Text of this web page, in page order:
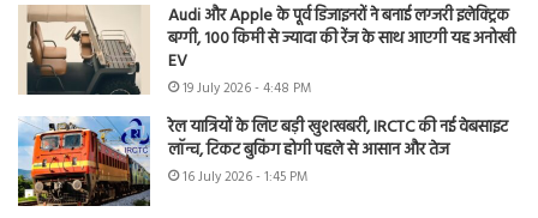
Audi और Apple के पूर्व डिजाइनरों ने बनाई लग्जरी इलेक्ट्रिक
बग्गी, 100 किमी से ज्यादा की रेंज के साथ आएगी यह अनोखी
EV
19 July 2026 - 4:48 PM
रेल यात्रियों के लिए बड़ी खुशखबरी, IRCTC की नई वेबसाइट
लॉन्च, टिकट बुकिंग होगी पहले से आसान और तेज
16 July 2026 - 1:45 PM